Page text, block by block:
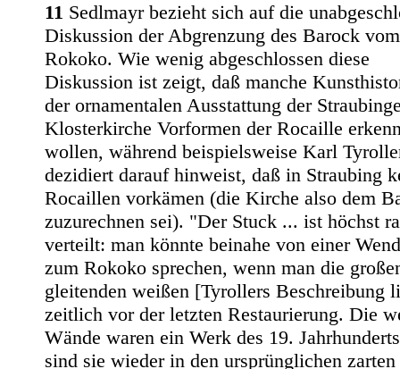
11 Sedlmayr bezieht sich auf die
Diskussion der Abgrenzung des Barock vom
Rokoko. Wie wenig abgeschlossen diese
Diskussion ist zeigt, daß manche
der ornamentalen Ausstattung der
Klosterkirche Vorformen der Rocaille
wollen, während beispielsweise Karl
dezidiert darauf hinweist, daß in Straubing
Rocaillen vorkämen (die Kirche also dem
zuzurechnen sei). "Der Stuck ... ist höchst
verteilt: man könnte beinahe von einer
zum Rokoko sprechen, wenn man die
gleitenden weißen [Tyrollers Beschreibung
zeitlich vor der letzten Restaurierung. Die
Wände waren ein Werk des 19.
sind sie wieder in den ursprünglichen zarten